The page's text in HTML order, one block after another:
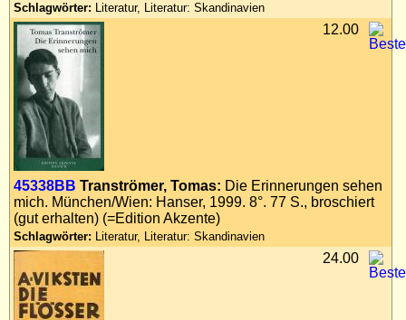
Schlagwörter: Literatur, Literatur: Skandinavien
45338BB Tranströmer, Tomas: Die Erinnerungen sehen
mich. München/Wien: Hanser, 1999. 8°. 77 S., broschiert
(gut erhalten) (=Edition Akzente)
Schlagwörter: Literatur, Literatur: Skandinavien
12.00
24.00